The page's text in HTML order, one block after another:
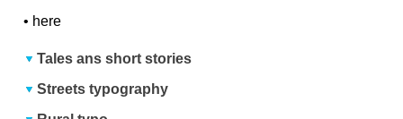
• here
Tales ans short stories
Streets typography